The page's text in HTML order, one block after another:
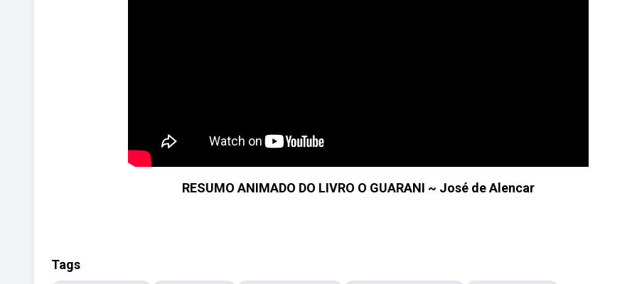
RESUMO ANIMADO DO LIVRO O GUARANI ~ José de Alencar
Tags